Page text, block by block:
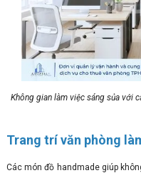
Không gian làm việc sáng sủa với
Trang trí văn phòng
Các món đồ handmade giúp